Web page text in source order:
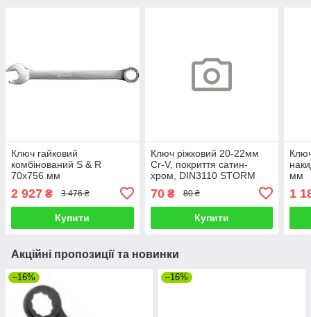
Ключ гайковий
комбінований S & R
70х756 мм
2 927 ₴ 3 476 ₴
Купити
Ключ ріжковий 20-22мм
Cr-V, покриття сатин-
хром, DIN3110 STORM
70₴ 80 ₴
Купити
мм
1
Акційні пропозиції та новинки
–16% –16%